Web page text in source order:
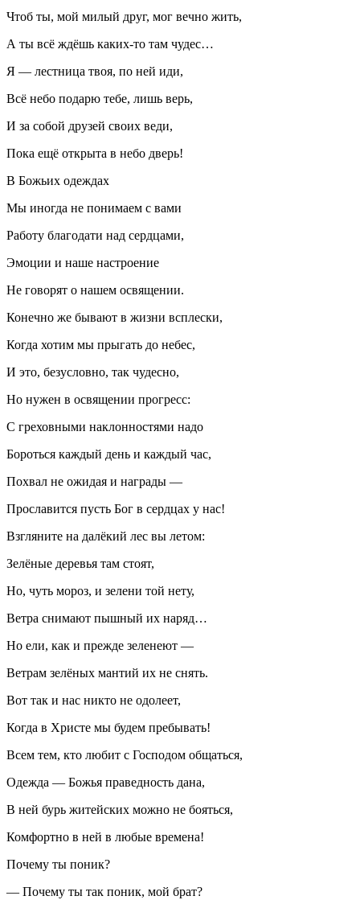
Чтоб ты, мой милый друг, мог вечно жить,
А ты всё ждёшь каких-то там чудес…
Я — лестница твоя, по ней иди,
Всё небо подарю тебе, лишь верь,
И за собой друзей своих веди,
Пока ещё открыта в небо дверь!
В Божьих одеждах
Мы иногда не понимаем с вами
Работу благодати над сердцами,
Эмоции и наше настроение
Не говорят о нашем освящении.
Конечно же бывают в жизни всплески,
Когда хотим мы прыгать до небес,
И это, безусловно, так чудесно,
Но нужен в освящении прогресс:
С греховными наклонностями надо
Бороться каждый день и каждый час,
Похвал не ожидая и награды —
Прославится пусть Бог в сердцах у нас!
Взгляните на далёкий лес вы летом:
Зелёные деревья там стоят,
Но, чуть мороз, и зелени той нету,
Ветра снимают пышный их наряд…
Но ели, как и прежде зеленеют —
Ветрам зелёных мантий их не снять.
Вот так и нас никто не одолеет,
Когда в Христе мы будем пребывать!
Всем тем, кто любит с Господом общаться,
Одежда — Божья праведность дана,
В ней бурь житейских можно не бояться,
Комфортно в ней в любые времена!
Почему ты поник?
— Почему ты так поник, мой брат?